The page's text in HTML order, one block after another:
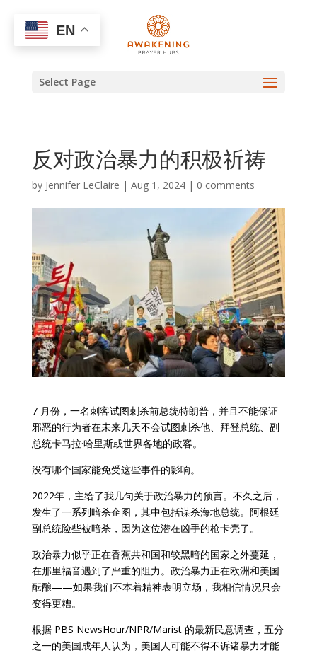
Select Page
反对政治暴力的积极祈祷
by Jennifer LeClaire | Aug 1, 2024| 0 comments
7 月份，一名刺客试图刺杀前总统特朗普，并且不能保证
邪恶的行为者在未来几天不会试图刺杀他、拜登总统、副
总统卡马拉·哈里斯或世界各地的政客。
没有哪个国家能免受这些事件的影响。
2022年，主给了我几句关于政治暴力的预言。不久之后，
发生了一系列暗杀企图，其中包括谋杀海地总统。阿根廷
副总统险些被暗杀，因为这位潜在凶手的枪卡壳了。
政治暴力似乎正在香蕉共和国和较黑暗的国家之外蔓延，
在那里福音遇到了严重的阻力。政治暴力正在欧洲和美国
酝酿——如果我们不本着精神表明立场，我相信情况只会
变得更糟。
根据 PBS NewsHour/NPR/Marist 的最新民意调查，五分
之一的美国成年人认为，美国人可能不得不诉诸暴力才能
EN